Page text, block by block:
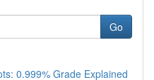
Go
0.999% Grade Explained